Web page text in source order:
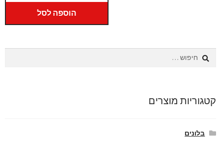
הוספה לסל
חיפוש:
קטגוריות מוצרים
בלונים